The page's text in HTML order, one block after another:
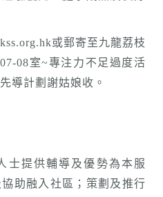
或郵寄至九龍荔枝
08室~專注力不足過度活
導計劃謝姑娘收。
士提供輔導及優勢為本服
助融入社區；策劃及推行